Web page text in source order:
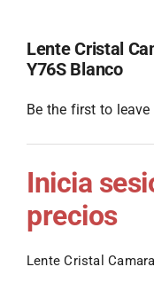
Lente Cristal
Y76S Blanco
Be the first to leave
Inicia
precios
Lente Cristal